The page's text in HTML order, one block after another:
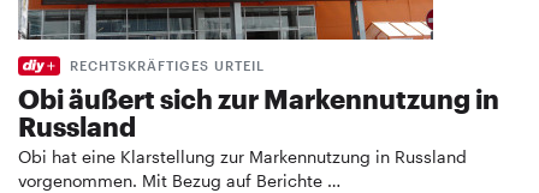
RECHTSKRÄFTIGES URTEIL
Obi äußert sich zur Markennutzung in
Russland
Obi hat eine Klarstellung zur Markennutzung in Russland
vorgenommen. Mit Bezug auf Berichte …